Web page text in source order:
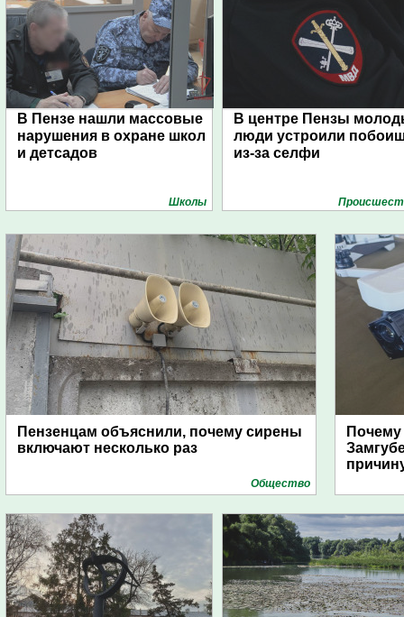
В Пензе нашли массовые
нарушения в охране школ
и детсадов
Школы
В центре Пензы
люди устроили
из-за селфи
Пензенцам объяснили, почему сирены
включают несколько раз
Общество